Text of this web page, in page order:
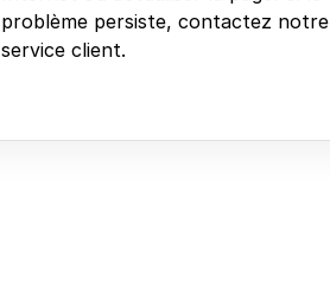
problème persiste, contactez notre
service client.